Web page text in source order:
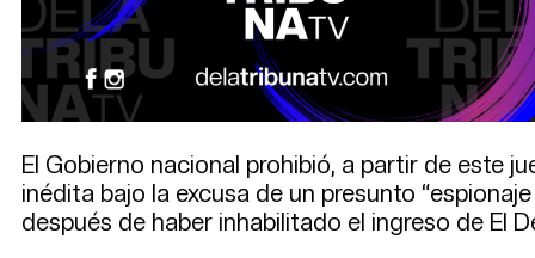
El Gobierno nacional prohibió, a partir de este
inédita bajo la excusa de un presunto
después de haber inhabilitado el ingreso de El